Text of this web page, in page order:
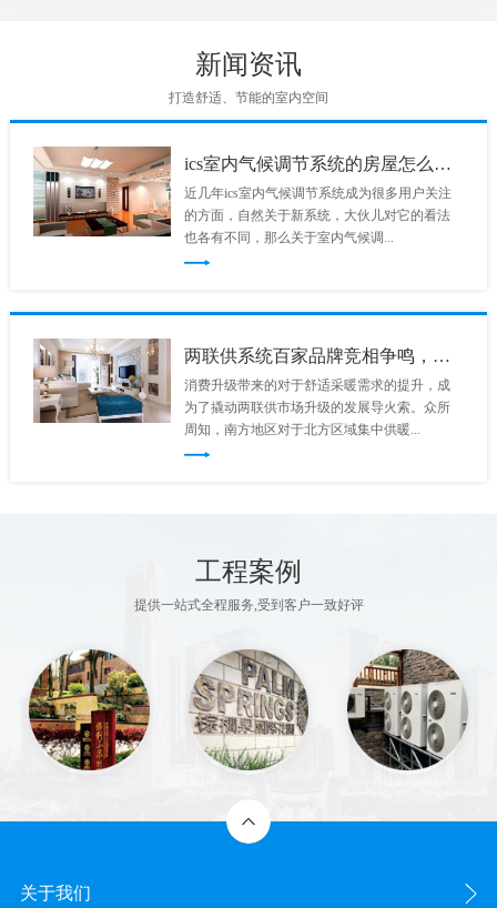
新闻资讯
打造舒适、节能的室内空间
ics室内气候调节系统的房屋怎么样？
近几年ics室内气候调节系统成为很多用户关注
的方面，自然关于新系统，大伙儿对它的看法
也各有不同，那么关于室内气候调...
两联供系统百家品牌竞相争鸣，市场竞争已然白热化！
消费升级带来的对于舒适采暖需求的提升，成
为了撬动两联供市场升级的发展导火索。众所
周知，南方地区对于北方区域集中供暖...
工程案例
提供一站式全程服务,受到客户一致好评
关于我们